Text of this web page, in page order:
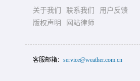
关于我们 联系我们
用户反馈
版权声明
网站律师
客服邮箱： service@weather.com.cn